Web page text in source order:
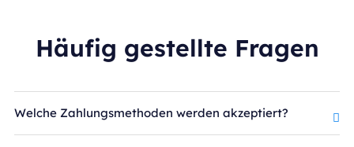
Häufig gestellte Fragen
Welche Zahlungsmethoden werden akzeptiert?